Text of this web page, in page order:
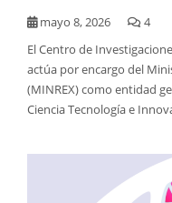
mayo 8, 2026
4
El Centro de
actúa por encargo del
(MINREX) como entidad
Ciencia Tecnología e